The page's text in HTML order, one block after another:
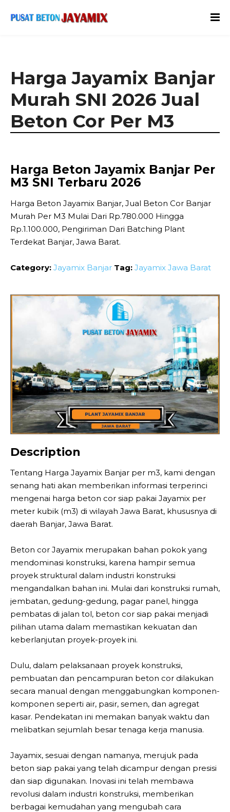
Harga Jayamix Banjar
Murah SNI 2026 Jual
Beton Cor Per M3
Harga Beton Jayamix Banjar Per
M3 SNI Terbaru 2026
Harga Beton Jayamix Banjar, Jual Beton Cor Banjar
Murah Per M3 Mulai Dari Rp.780.000 Hingga
Rp.1.100.000, Pengiriman Dari Batching Plant
Terdekat Banjar, Jawa Barat.
Category: Jayamix Banjar Tag: Jayamix Jawa Barat
Description
Tentang Harga Jayamix Banjar per m3, kami dengan
senang hati akan memberikan informasi terperinci
mengenai harga beton cor siap pakai Jayamix per
meter kubik (m3) di wilayah Jawa Barat, khususnya di
daerah Banjar, Jawa Barat.
Beton cor Jayamix merupakan bahan pokok yang
mendominasi konstruksi, karena hampir semua
proyek struktural dalam industri konstruksi
mengandalkan bahan ini. Mulai dari konstruksi rumah,
jembatan, gedung-gedung, pagar panel, hingga
pembatas di jalan tol, beton cor siap pakai menjadi
pilihan utama dalam memastikan kekuatan dan
keberlanjutan proyek-proyek ini.
Dulu, dalam pelaksanaan proyek konstruksi,
pembuatan dan pencampuran beton cor dilakukan
secara manual dengan menggabungkan komponen-
komponen seperti air, pasir, semen, dan agregat
kasar. Pendekatan ini memakan banyak waktu dan
melibatkan sejumlah besar tenaga kerja manusia.
Jayamix, sesuai dengan namanya, merujuk pada
beton siap pakai yang telah dicampur dengan presisi
dan siap digunakan. Inovasi ini telah membawa
revolusi dalam industri konstruksi, memberikan
berbagai kemudahan yang mengubah cara